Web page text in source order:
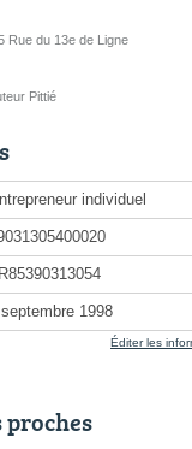
Rue du 13e de Ligne
Pittié
individuel
1998
Éditer les